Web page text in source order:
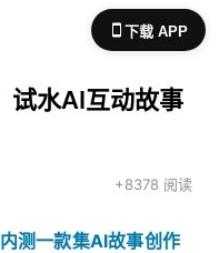
下载 APP
试水AI互动故事
+8378 阅读
测一款集AI故事创作